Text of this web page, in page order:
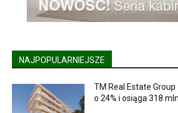
NAJPOPULARNIEJSZE
TM Real Estate
o 24% i osiąga 318